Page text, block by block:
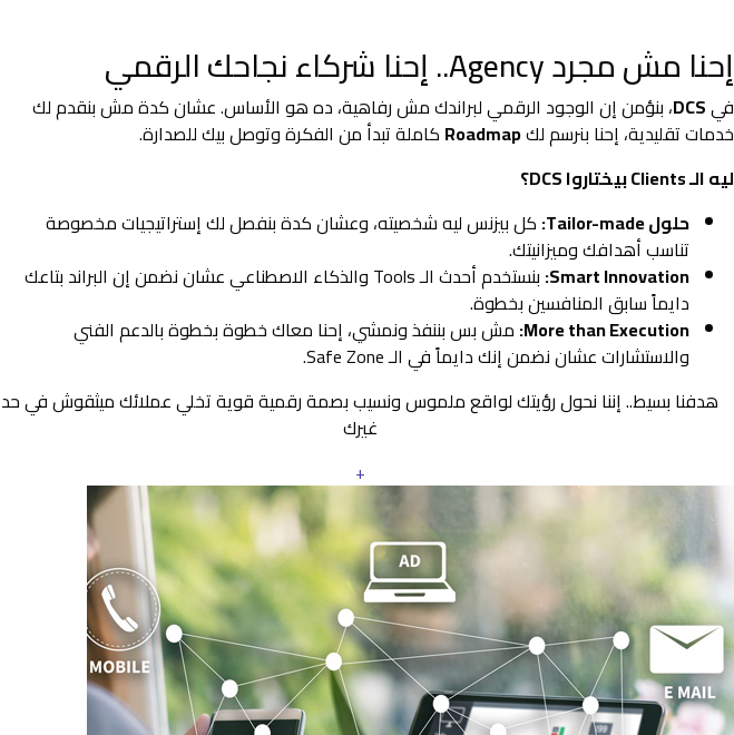
إحنا مش مجرد Agency.. إحنا شركاء نجاحك الرقمي
فيDCS، بنؤمن إن الوجود الرقمي لبراندك مش رفاهية، ده هو الأساس. عشان كدة مش بنقدم لك
خدمات تقليدية، إحنا بنرسم لكRoadmap كاملة تبدأ من الفكرة وتوصل بيك للصدارة.
ليه الـ Clients بيختاروا DCS؟
حلول Tailor-made:
كل بيزنس ليه شخصيته، وعشان كدة بنفصل لك إستراتيجيات مخصوصة
تناسب أهدافك وميزانيتك.
Smart Innovation:
بنستخدم أحدث الـ Tools والذكاء الاصطناعي عشان نضمن إن البراند بتاعك
دايماً سابق المنافسين بخطوة.
More than Execution: مش بس بننفذ ونمشي، إحنا معاك خطوة بخطوة بالدعم الفني
والاستشارات عشان نضمن إنك دايماً في الـ Safe Zone.
هدفنا بسيط.. إننا نحول رؤيتك لواقع ملموس ونسيب بصمة رقمية قوية تخلي عملائك ميثقوش في حد
غيرك
+